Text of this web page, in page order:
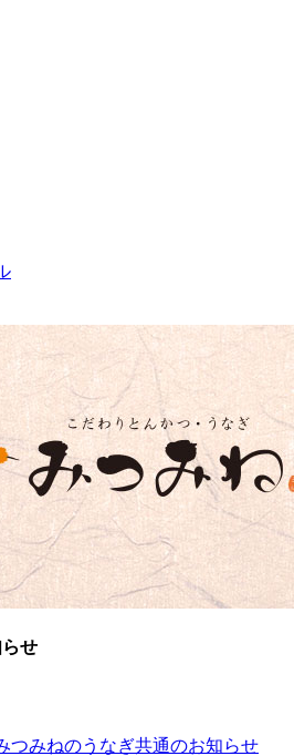
せ
つみねのうなぎ共通のお知らせ